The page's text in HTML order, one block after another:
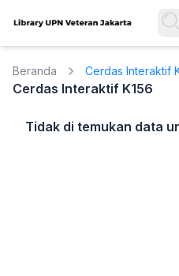
Beranda Cerdas Interaktif
Cerdas Interaktif K156
Tidak di temukan data